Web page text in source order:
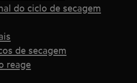
do ciclo de secagem
de secagem
reage